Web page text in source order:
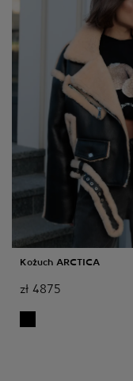
Kożuch ARCTICA
zł 4875